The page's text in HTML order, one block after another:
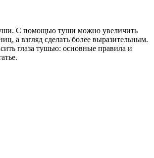
С помощью туши можно увеличить
а взгляд сделать более выразительным.
глаза тушью: основные правила и